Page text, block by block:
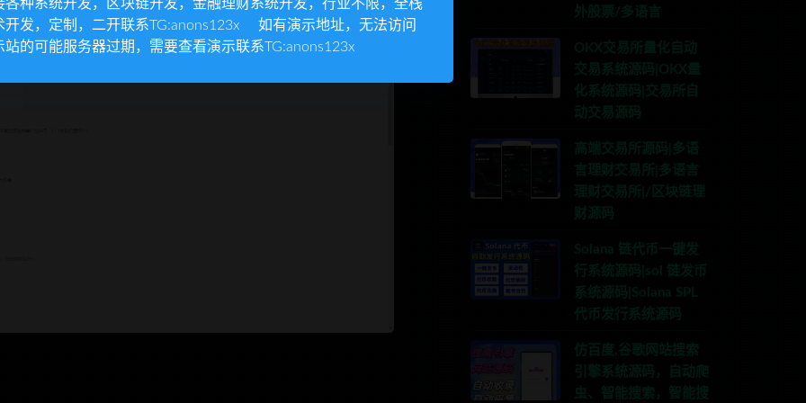
外股票/多语言
OKX交易所量化自动
交易系统源码|OKX量
化系统源码|交易所自
动交易源码
高端交易所源码|多语
言理财交易所|多语言
理财交易所|/区块链理
财源码
Solana 链代币一键发
行系统源码|sol 链发币
系统源码|Solana SPL
代币发行系统源码
仿百度,谷歌网站搜索
引擎系统源码，自动爬
虫、智能搜索，智能搜
各种系统开发，区块链开发，金融理财系统开发，行业不限，全栈
开发，定制，二开联系TG:anons123x 如有演示地址，无法访问
站的可能服务器过期，需要查看演示联系TG:anons123x